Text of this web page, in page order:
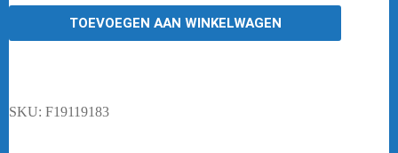
TOEVOEGEN AAN WINKELWAGEN
SKU: F19119183